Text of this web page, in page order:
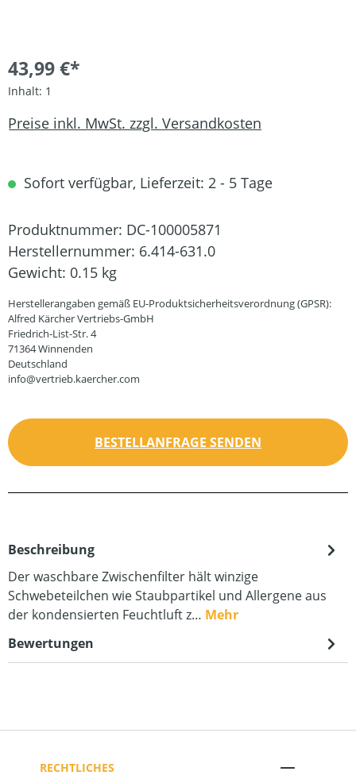
43,99 €*
Inhalt: 1
Preise inkl. MwSt. zzgl. Versandkosten
Sofort verfügbar, Lieferzeit: 2 - 5 Tage
Produktnummer: DC-100005871
Herstellernummer: 6.414-631.0
Gewicht: 0.15 kg
Herstellerangaben gemäß EU-Produktsicherheitsverordnung (GPSR):
Alfred Kärcher Vertriebs-GmbH
Friedrich-List-Str. 4
71364 Winnenden
Deutschland
info@vertrieb.kaercher.com
BESTELLANFRAGE SENDEN
Beschreibung
Der waschbare Zwischenfilter hält winzige
Schwebeteilchen wie Staubpartikel und Allergene aus
der kondensierten Feuchtluft z… Mehr
Bewertungen
RECHTLICHES